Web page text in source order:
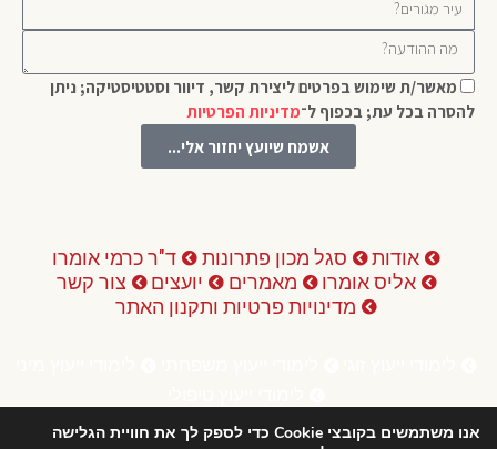
מאשר/ת שימוש בפרטים ליצירת קשר, דיוור וסטטיסטיקה; ניתן
להסרה בכל עת; בכפוף ל־מדיניות הפרטיות
אשמח שיועץ יחזור אלי...
אודות סגל מכון פתרונות
ד"ר כרמי אומרו
אליס אומרו
מאמרים יועצים
צור קשר
מדינויות פרטיות ותקנון האתר
אנו משתמשים בקובצי Cookie כדי לספק לך את חוויית הגלישה